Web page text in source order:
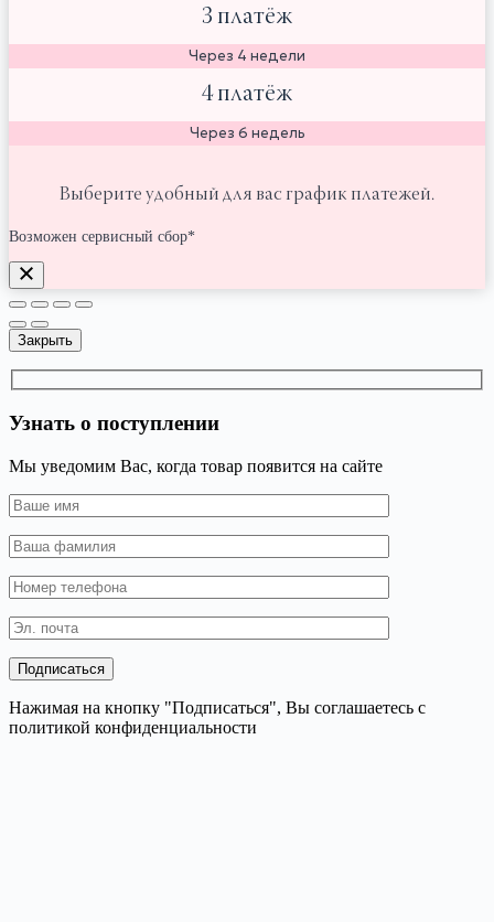
3 платёж
Через 4 недели
4 платёж
Через 6 недель
Выберите удобный для вас график платежей.
Возможен сервисный сбор*
Закрыть
Узнать о поступлении
Мы уведомим Вас, когда товар появится на сайте
Нажимая на кнопку "Подписаться", Вы соглашаетесь с
политикой конфиденциальности